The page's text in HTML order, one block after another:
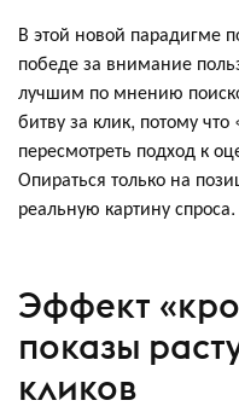
В этой новой парадигме
победе за внимание
лучшим по мнению
битву за клик, потому
пересмотреть подход к
Опираться только на
реальную картину спроса.
Эффект
показы
кликов